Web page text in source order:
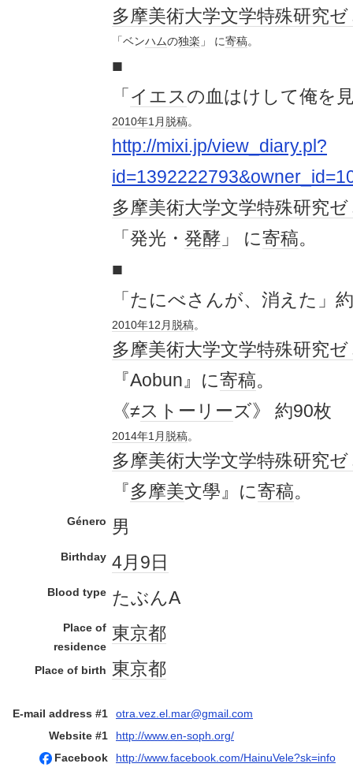
多摩美術大学文学特殊研究ゼ
「ベンハムの独楽 」 に寄稿。
■
「 イエスの血はけして俺を
2010年1月 脱稿。
http://mixi.jp/view_diary.pl?
多摩美術大学文学特殊研究ゼ
「発光・ 発酵 」 に寄稿。
■
「たにべさんが、消えた」
2010年12月 脱稿。
多摩美術大学文学特殊研究ゼ
『Aobun』に寄稿。
《≠ストーリーズ》 約90枚
2014年1月 脱稿。
多摩美術大学文学特殊研究ゼ
『多摩美文學』に寄稿。
Género 男
Birthday 4月9日
Blood type たぶんA
Place of
residence
東京都
Place of birth 東京都
E-mail address #1
otra.vez.el.mar@gmail.com
Website #1
http://www.en-soph.org/
Facebook
http://www.facebook.com/HainuVele?sk=info